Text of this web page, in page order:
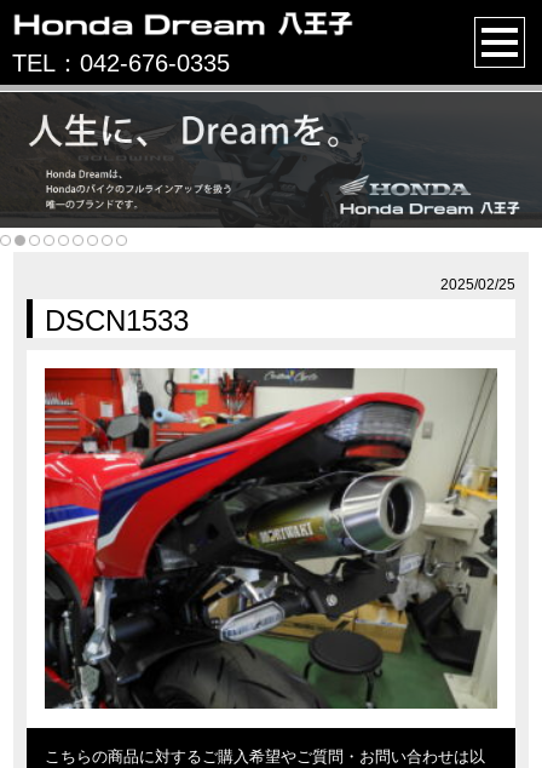
TEL：042-676-0335
2025/02/25
DSCN1533
こちらの商品に対するご購入希望やご質問・お問い合わせは以